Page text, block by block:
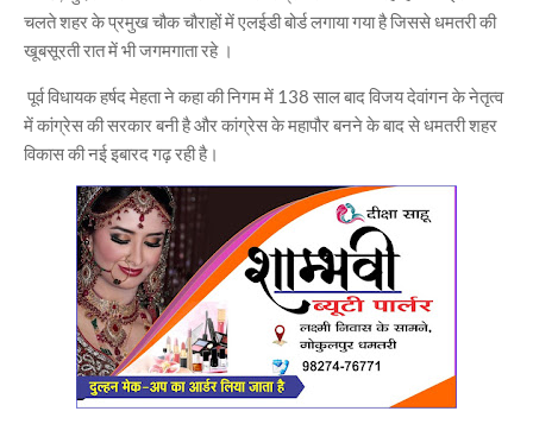
चलते शहर के प्रमुख चौक चौराहों में एलईडी बोर्ड लगाया गया है जिससे धमतरी की
खूबसूरती रात में भी जगमगाता रहे ।
पूर्व विधायक हर्षद मेहता ने कहा की निगम में 138 साल बाद विजय देवांगन के नेतृत्व
में कांग्रेस की सरकार बनी है और कांग्रेस के महापौर बनने के बाद से धमतरी शहर
विकास की नई इबारद गढ़ रही है।